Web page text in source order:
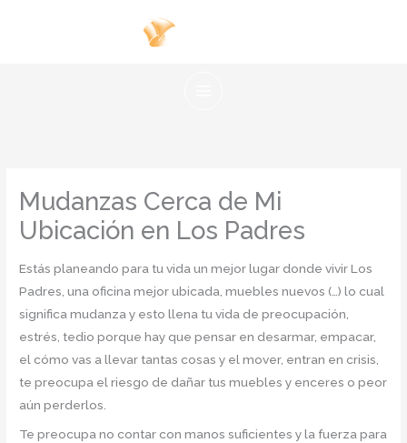
Mudanzas Cerca de Mi
Ubicación en Los Padres
Estás planeando para tu vida un mejor lugar donde vivir Los
Padres, una oficina mejor ubicada, muebles nuevos (…) lo cual
significa mudanza y esto llena tu vida de preocupación,
estrés, tedio porque hay que pensar en desarmar, empacar,
el cómo vas a llevar tantas cosas y el mover, entran en crisis,
te preocupa el riesgo de dañar tus muebles y enceres o peor
aún perderlos.
Te preocupa no contar con manos suficientes y la fuerza para